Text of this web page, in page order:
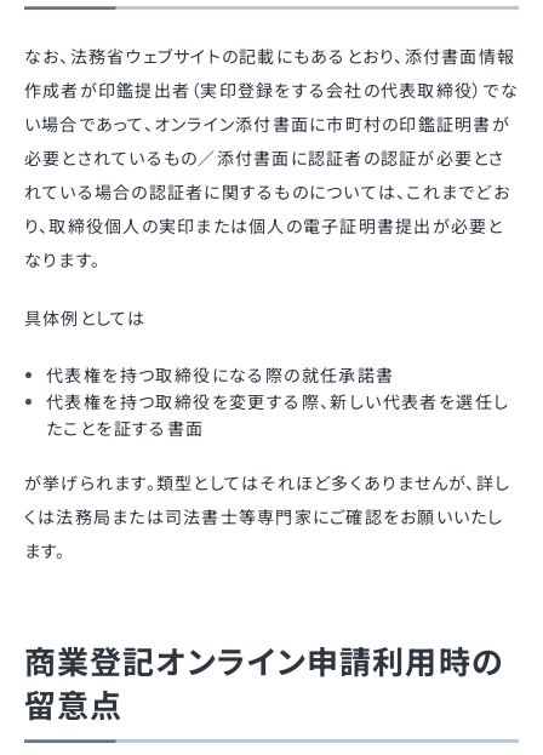
なお、法務省ウェブサイトの記載にもあるとおり、添付書面情報
作成者が印鑑提出者（実印登録をする会社の代表取締役）でな
い場合であって、オンライン添付書面に市町村の印鑑証明書が
必要とされているもの／添付書面に認証者の認証が必要とさ
れている場合の認証者に関するものについては、これまでどお
り、取締役個人の実印または個人の電子証明書提出が必要と
なります。
具体例としては
代表権を持つ取締役になる際の就任承諾書
代表権を持つ取締役を変更する際、新しい代表者を選任し
たことを証する書面
が挙げられます。類型としてはそれほど多くありませんが、詳し
くは法務局または司法書士等専門家にご確認をお願いいたし
ます。
商業登記オンライン申請利用時の
留意点